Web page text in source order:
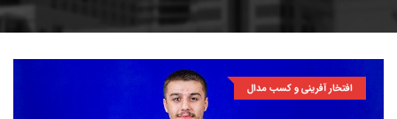
افتخار آفرینی و کسب مدال